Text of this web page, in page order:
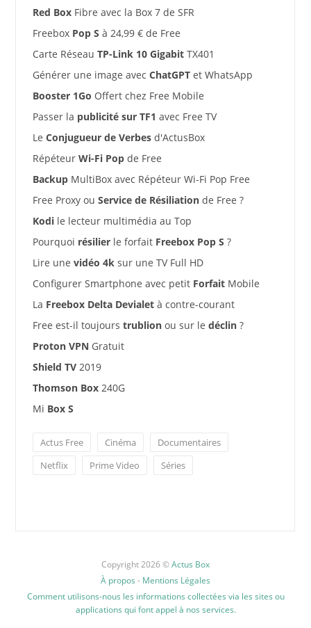
Red BoxFibre avec la Box 7 de SFR
Freebox Pop S à 24,99 € de Free
Carte Réseau TP-Link 10 GigabitTX401
Générer une image avec ChatGPTet WhatsApp
Booster 1Go Offert chez Free Mobile
Passer la publicité sur TF1 avec Free TV
Le Conjugueur de Verbesd'ActusBox
Répéteur Wi-Fi Popde Free
BackupMultiBox avec Répéteur Wi-Fi Pop Free
Free Proxy ou Service de Résiliationde Free ?
Kodile lecteur multimédia au Top
Pourquoi résilierle forfait Freebox Pop S ?
Lire une vidéo 4ksur une TV Full HD
Configurer Smartphone avec petit ForfaitMobile
La Freebox Delta Devialetà contre-courant
Free est-il toujours trublionou sur le déclin?
Proton VPN Gratuit
Shield TV2019
Thomson Box240G
Mi Box S
Actus Free Cinéma
Documentaires
Netflix
Prime Video Séries
Copyright 2026 ©Actus Box
À propos - Mentions Légales
Comment utilisons-nous les informations collectées via les sites ou
applications qui font appel à nos services.